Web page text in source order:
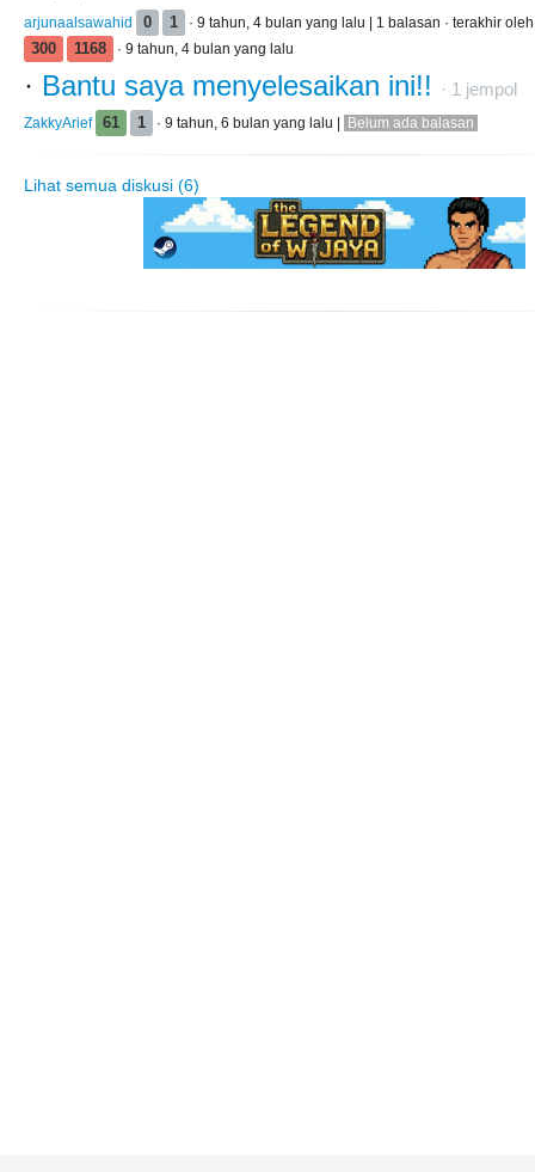
arjunaalsawahid 0 1
· 9 tahun, 4 bulan yang lalu | 1 balasan · terakhir
300
1168 · 9 tahun, 4 bulan yang lalu
· Bantu saya menyelesaikan ini!! · 1 jempol
ZakkyArief 61 1 · 9 tahun, 6 bulan yang lalu | Belum ada balasan
Lihat semua diskusi (6)